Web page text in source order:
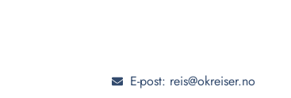
E-post: reis@okreiser.no